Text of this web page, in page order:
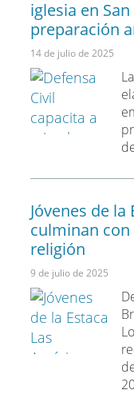
iglesia en
preparación
14 de julio de 2025
Jóvenes de la
culminan
religión
9 de julio de 2025